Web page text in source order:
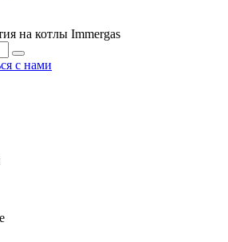
на котлы Immergas
с нами